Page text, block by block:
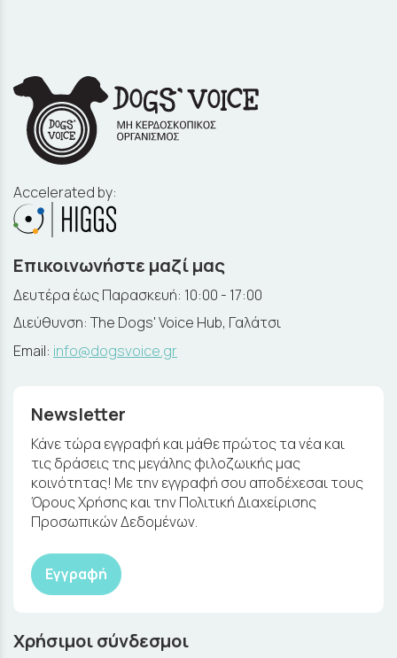
Accelerated by:
Επικοινωνήστε μαζί μας
Δευτέρα έως Παρασκευή: 10:00 - 17:00
Διεύθυνση: The Dogs' Voice Hub, Γαλάτσι
Email: info@dogsvoice.gr
Newsletter
Κάνε τώρα εγγραφή και μάθε πρώτος τα νέα και
τις δράσεις της μεγάλης φιλοζωικής μας
κοινότητας! Με την εγγραφή σου αποδέχεσαι τους
Όρους Χρήσης και την Πολιτική Διαχείρισης
Προσωπικών Δεδομένων.
Εγγραφή
Χρήσιμοι σύνδεσμοι